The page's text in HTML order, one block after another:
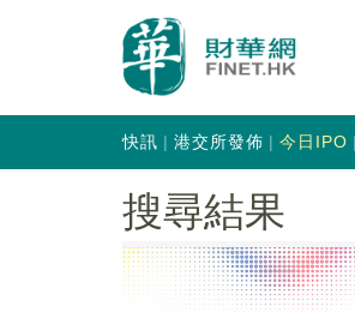
快訊 港交所發佈 今日IPO
搜尋結果